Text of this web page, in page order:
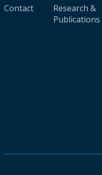
Contact
Research &
Publications